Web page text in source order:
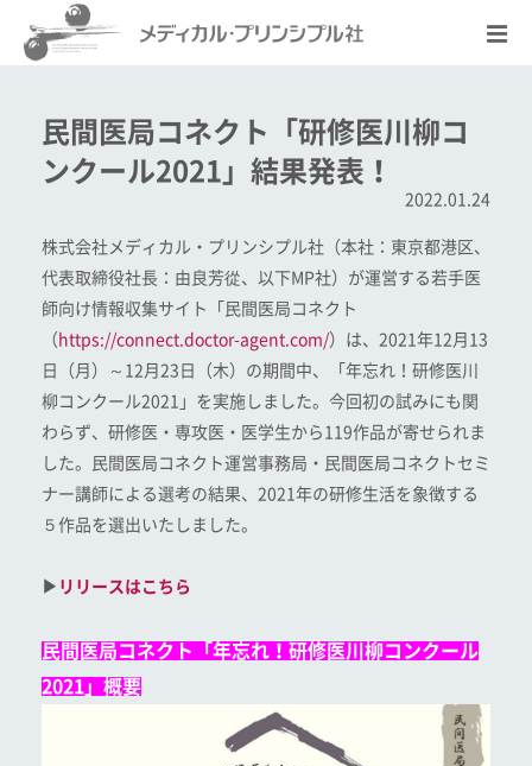
民間医局コネクト「研修医川柳コ
ンクール2021」結果発表！
2022.01.24
株式会社メディカル・プリンシプル社（本社：東京都港区、
代表取締役社長：由良芳從、以下MP社）が運営する若手医
師向け情報収集サイト「民間医局コネクト
（ https://connect.doctor-agent.com/）は、2021年12月13
日（月）～12月23日（木）の期間中、「年忘れ！研修医川
柳コンクール2021」を実施しました。今回初の試みにも関
わらず、研修医・専攻医・医学生から119作品が寄せられま
した。民間医局コネクト運営事務局・民間医局コネクトセミ
ナー講師による選考の結果、2021年の研修生活を象徴する
５作品を選出いたしました。
▶ リリースはこちら
民間医局コネクト「年忘れ！研修医川柳コンクール
2021 」 概要